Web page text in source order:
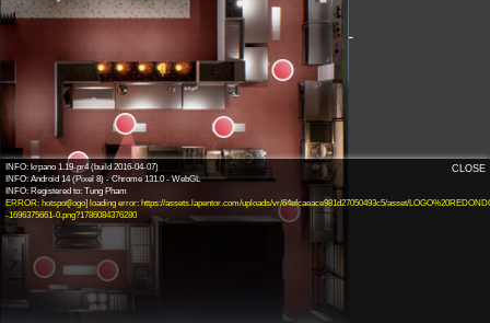
GRILL
INFO: krpano 1.19-pr4 (build 2016-04-07)
INFO: Android 14 (Pixel 8) - Chrome 131.0 - WebGL
ERROR: hotspot[logo] loading error: https://assets.lapentor.com/uploads/vr/64efcaeace981d27050493c5/asset/
-1696375661-0.png?1786084376280
CLOSE